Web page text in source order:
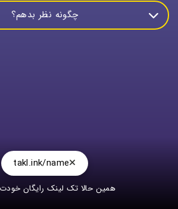
شما با نظر دادن و معرفی ما به دیگران
کمک کنید.
چگونه نظر بدهم؟
takl.ink/name
همین حالا تک لینک رایگان خودت